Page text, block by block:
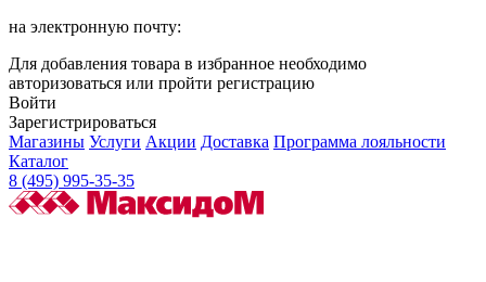
на электронную почту:
Для добавления товара в избранное необходимо
авторизоваться или пройти регистрацию
Войти
Зарегистрироваться
Магазины Услуги Акции Доставка Программа лояльности
Каталог
8 (495) 995-35-35